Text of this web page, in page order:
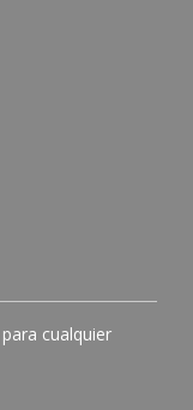
cualquier